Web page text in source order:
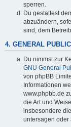
sperren.
Du gestattest
abzuändern,
sind, dem
4. GENERAL
Du nimmst zur
GNU General
von phpBB
Informationen
www.phpbb.de
die Art und
insbesondere
untersagen oder